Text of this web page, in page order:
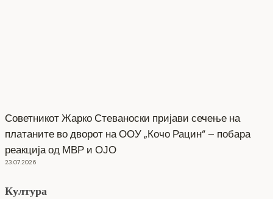
Советникот Жарко Стеваноски пријави сечење на
платаните во дворот на ООУ „Кочо Рацин“ – побара
реакција од МВР и ОЈО
23.07.2026
Култура